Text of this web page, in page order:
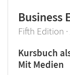
Business
Fifth Edition ·
Kursbuch
Mit Medien